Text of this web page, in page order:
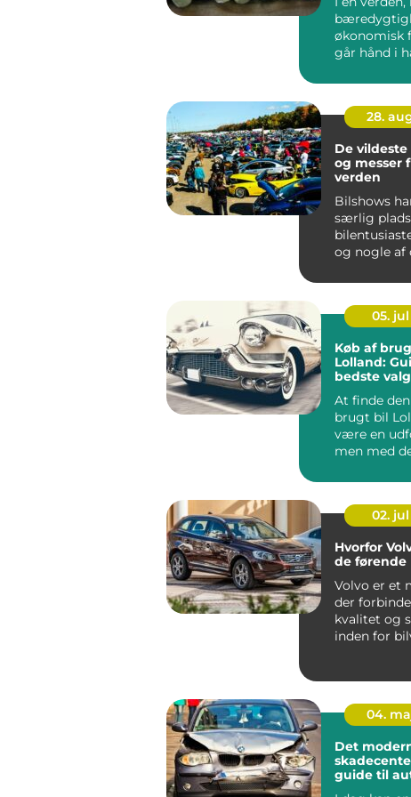
økonomisk
går hånd i
28.
De
og messer
verden
Bilshows
særlig
og nogle af
05. jul
Køb af
Lolland:
bedste valg
At finde
brugt bil
være en
men med
02. jul
Hvorfor
de
Volvo er et
der
kvalitet og
inden for
04.
Det
guide til